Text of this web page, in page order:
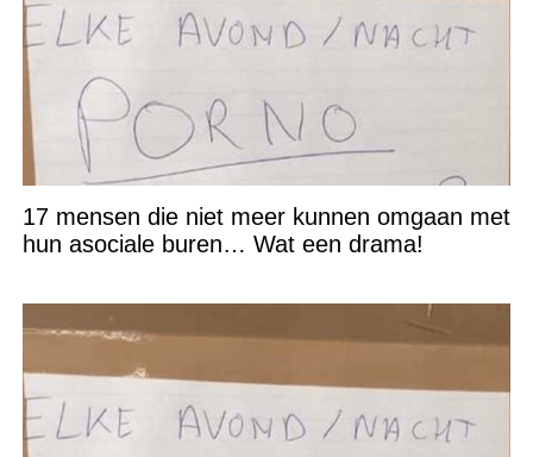
17 mensen die niet meer kunnen omgaan met
hun asociale buren… Wat een drama!